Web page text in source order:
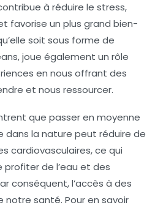
à réduire le stress,
favorise un plus grand bien-
soit sous forme de
joue également un rôle
en nous offrant des
et nous ressourcer.
que passer en moyenne
dans la nature peut réduire de
cardiovasculaires, ce qui
profiter de l’eau et des
conséquent, l’accès à des
notre santé. Pour en savoir